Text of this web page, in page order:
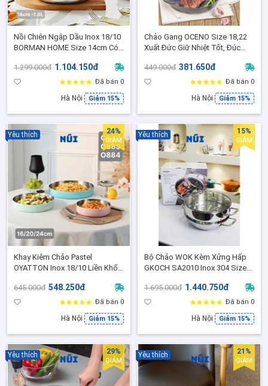
Nồi Chiên Ngập Dầu Inox 18/10
BORMAN HOME Size 14cm Có
1.299.000đ 1.104.150đ
Đã bán 0
Hà Nội Giảm 15%
Chảo Gang OCENO Size 18,22
Xuất Đức Giữ Nhiệt Tốt, Đúc
Lò Nướng
449.000đ 381.650đ
Đã bán 0
Hà Nội Giảm 15%
Khay Kiêm Chảo Pastel
OYATTON Inox 18/10 Liền Khối
Năng Kiêm Đĩa Decor Sang Đẹp
645.000đ 548.250đ
Đã bán 0
Hà Nội Giảm 15%
Yêu thích 24%
GIẢM
Bộ Chảo WOK Kèm Xửng Hấp
GKOCH SA2010 Inox 304 Size
Lớp, Hấp Chiên Xào Đa Năng
1.695.000đ 1.440.750đ
Đã bán 0
Hà Nội Giảm 15%
Yêu thích 15%
GIẢM
Yêu thích 29%
GIẢM
Yêu thích 21%
GIẢM